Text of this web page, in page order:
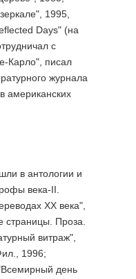
1995,
Days" (на
с
Карло", писал
журнала
американских
в антологии и
века-II.
ХХ века",
Проза.
витраж",
1996;
день